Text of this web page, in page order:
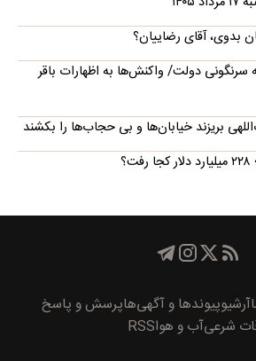
بدوی، آقای رضاییان؟
سرنگونی دولت/ واکنش‌ها به اظهارات باقر
آرشیوپیوند‌ها و آگهی‌هاپرسش و پاسخ
شرعیآب و هواRSS